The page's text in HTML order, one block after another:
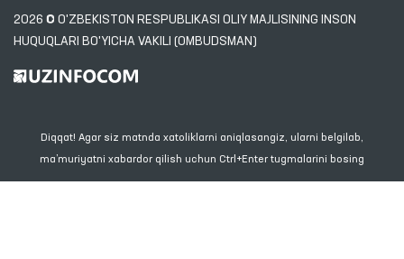
2026 © O'ZBEKISTON RESPUBLIKASI OLIY MAJLISINING INSON
HUQUQLARI BO'YICHA VAKILI (OMBUDSMAN)
Diqqat! Agar siz matnda xatoliklarni aniqlasangiz, ularni belgilab,
ma’muriyatni xabardor qilish uchun Ctrl+Enter tugmalarini bosing